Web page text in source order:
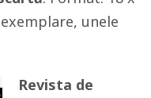
unele
Revista de